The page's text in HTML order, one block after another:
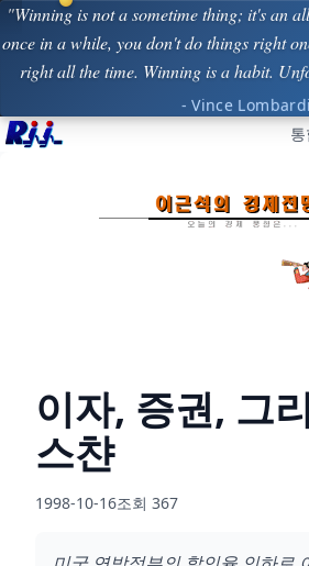
"Winning is not a sometime thing; it's an
once in a while, you don't do things right
right all the time. Winning is a habit.
- Vince Lombardi
이자, 증권, 그
스챤
1998-10-16조회 367